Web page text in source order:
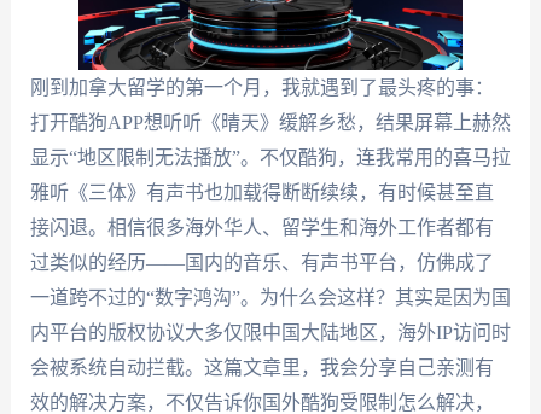
刚到加拿大留学的第一个月，我就遇到了最头疼的事：
打开酷狗APP想听听《晴天》缓解乡愁，结果屏幕上赫然
显示“地区限制无法播放”。不仅酷狗，连我常用的喜马拉
雅听《三体》有声书也加载得断断续续，有时候甚至直
接闪退。相信很多海外华人、留学生和海外工作者都有
过类似的经历——国内的音乐、有声书平台，仿佛成了
一道跨不过的“数字鸿沟”。为什么会这样？其实是因为国
内平台的版权协议大多仅限中国大陆地区，海外IP访问时
会被系统自动拦截。这篇文章里，我会分享自己亲测有
效的解决方案，不仅告诉你国外酷狗受限制怎么解决，